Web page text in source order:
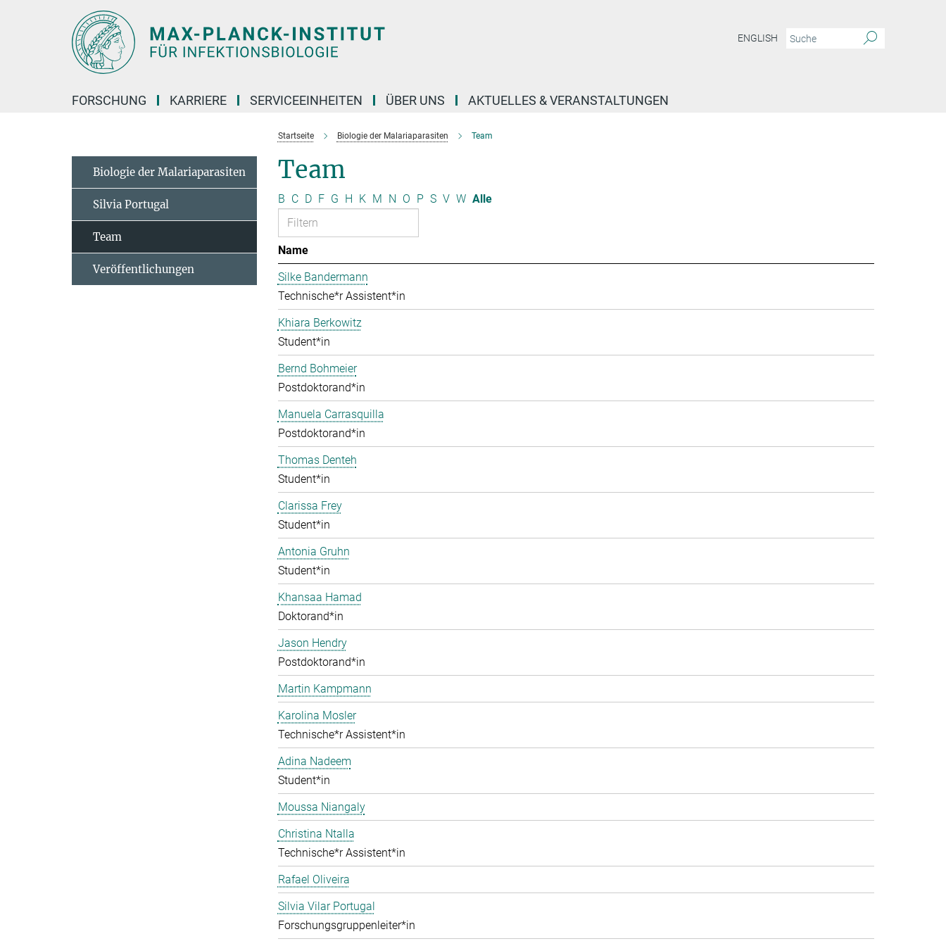
ENGLISH
FORSCHUNG KARRIERE SERVICEEINHEITEN ÜBER UNS AKTUELLES & VERANSTALTUNGEN
Startseite Biologie der Malariaparasiten Team
Team
B C D F G H K M N O P S V W Alle
Name
Silke Bandermann
Technische*r Assistent*in
Khiara Berkowitz
Student*in
Bernd Bohmeier
Postdoktorand*in
Manuela Carrasquilla
Postdoktorand*in
Thomas Denteh
Student*in
Clarissa Frey
Student*in
Antonia Gruhn
Student*in
Khansaa Hamad
Doktorand*in
Jason Hendry
Postdoktorand*in
Martin Kampmann
Karolina Mosler
Technische*r Assistent*in
Adina Nadeem
Student*in
Moussa Niangaly
Christina Ntalla
Technische*r Assistent*in
Rafael Oliveira
Silvia Vilar Portugal
Forschungsgruppenleiter*in
Biologie der Malariaparasiten
Silvia Portugal
Team
Veröffentlichungen